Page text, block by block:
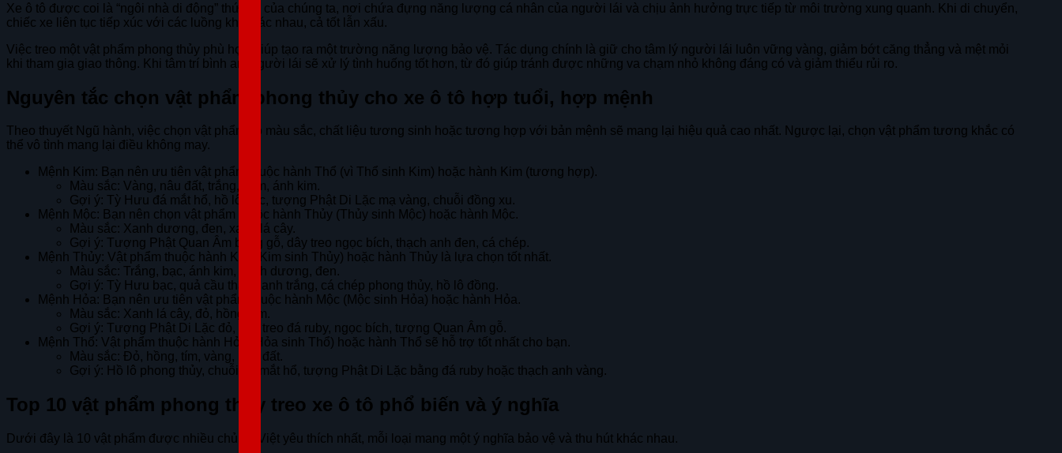
Xe ô tô được coi là “ngôi nhà di động” thứ hai của chúng ta, nơi chứa đựng năng lượng cá nhân của người lái và chịu ảnh hưởng trực tiếp từ môi trường xung quanh. Khi di chuyển,
chiếc xe liên tục tiếp xúc với các luồng khí khác nhau, cả tốt lẫn xấu.
Việc treo một vật phẩm phong thủy phù hợp giúp tạo ra một trường năng lượng bảo vệ. Tác dụng chính là giữ cho tâm lý người lái luôn vững vàng, giảm bớt căng thẳng và mệt mỏi
khi tham gia giao thông. Khi tâm trí bình an, người lái sẽ xử lý tình huống tốt hơn, từ đó giúp tránh được những va chạm nhỏ không đáng có và giảm thiểu rủi ro.
Nguyên tắc chọn vật phẩm phong thủy cho xe ô tô hợp tuổi, hợp mệnh
Theo thuyết Ngũ hành, việc chọn vật phẩm có màu sắc, chất liệu tương sinh hoặc tương hợp với bản mệnh sẽ mang lại hiệu quả cao nhất. Ngược lại, chọn vật phẩm tương khắc có
thể vô tình mang lại điều không may.
Mệnh Kim: Bạn nên ưu tiên vật phẩm thuộc hành Thổ (vì Thổ sinh Kim) hoặc hành Kim (tương hợp).
Màu sắc: Vàng, nâu đất, trắng, xám, ánh kim.
Gợi ý: Tỳ Hưu đá mắt hổ, hồ lô bạc, tượng Phật Di Lặc mạ vàng, chuỗi đồng xu.
Mệnh Mộc: Bạn nên chọn vật phẩm thuộc hành Thủy (Thủy sinh Mộc) hoặc hành Mộc.
Màu sắc: Xanh dương, đen, xanh lá cây.
Gợi ý: Tượng Phật Quan Âm bằng gỗ, dây treo ngọc bích, thạch anh đen, cá chép.
Mệnh Thủy: Vật phẩm thuộc hành Kim (Kim sinh Thủy) hoặc hành Thủy là lựa chọn tốt nhất.
Màu sắc: Trắng, bạc, ánh kim, xanh dương, đen.
Gợi ý: Tỳ Hưu bạc, quả cầu thạch anh trắng, cá chép phong thủy, hồ lô đồng.
Mệnh Hỏa: Bạn nên ưu tiên vật phẩm thuộc hành Mộc (Mộc sinh Hỏa) hoặc hành Hỏa.
Màu sắc: Xanh lá cây, đỏ, hồng, tím.
Gợi ý: Tượng Phật Di Lặc đỏ, dây treo đá ruby, ngọc bích, tượng Quan Âm gỗ.
Mệnh Thổ: Vật phẩm thuộc hành Hỏa (Hỏa sinh Thổ) hoặc hành Thổ sẽ hỗ trợ tốt nhất cho bạn.
Màu sắc: Đỏ, hồng, tím, vàng, nâu đất.
Gợi ý: Hồ lô phong thủy, chuỗi đá mắt hổ, tượng Phật Di Lặc bằng đá ruby hoặc thạch anh vàng.
Top 10 vật phẩm phong thủy treo xe ô tô phổ biến và ý nghĩa
Dưới đây là 10 vật phẩm được nhiều chủ xe Việt yêu thích nhất, mỗi loại mang một ý nghĩa bảo vệ và thu hút khác nhau.